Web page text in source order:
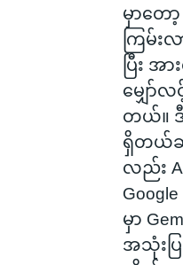
မှာတေ
ကြမ်း
ပြီး အ
မျှော်လ
တယ်။
ရှိတယ်
လည်း
မှာ
အသုံးပ